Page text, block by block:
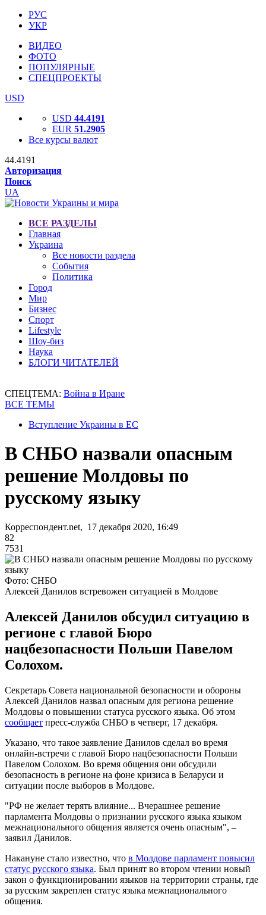
РУС
УКР
ВИДЕО
ФОТО
ПОПУЛЯРНЫЕ
СПЕЦПРОЕКТЫ
USD
USD 44.4191
EUR 51.2905
Все курсы валют
44.4191
Авторизация
Поиск
UA
ВСЕ РАЗДЕЛЫ
Главная
Украина
Все новости раздела
События
Политика
Город
Мир
Бизнес
Спорт
Lifestyle
Шоу-биз
Наука
БЛОГИ ЧИТАТЕЛЕЙ
СПЕЦТЕМА: Война в Иране
ВСЕ ТЕМЫ
Вступление Украины в ЕС
В СНБО назвали опасным
решение Молдовы по
русскому языку
Корреспондент.net, 17 декабря 2020, 16:49
82
7531
Фото: СНБО
Алексей Данилов встревожен ситуацией в Молдове
Алексей Данилов обсудил ситуацию в
регионе с главой Бюро
нацбезопасности Польши Павелом
Солохом.
Секретарь Совета национальной безопасности и обороны
Алексей Данилов назвал опасным для региона решение
Молдовы о повышении статуса русского языка. Об этом
сообщает пресс-служба СНБО в четверг, 17 декабря.
Указано, что такое заявление Данилов сделал во время
онлайн-встречи с главой Бюро нацбезопасности Польши
Павелом Солохом. Во время общения они обсудили
безопасность в регионе на фоне кризиса в Беларуси и
ситуации после выборов в Молдове.
"РФ не желает терять влияние... Вчерашнее решение
парламента Молдовы о признании русского языка языком
межнационального общения является очень опасным", –
заявил Данилов.
Накануне стало известно, что в Молдове парламент повысил
статус русского языка. Был принят во втором чтении новый
закон о функционировании языков на территории страны, где
за русским закреплен статус языка межнационального
общения.